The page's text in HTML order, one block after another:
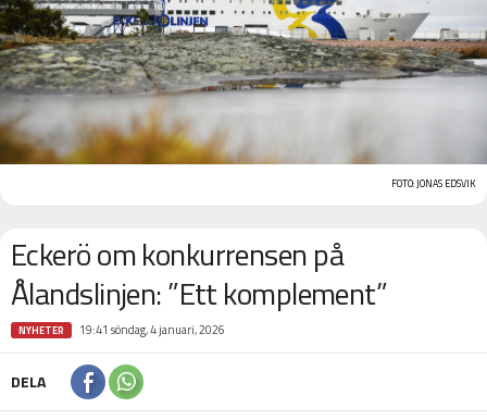
FOTO: JONAS EDSVIK
Eckerö om konkurrensen på
Ålandslinjen: ”Ett komplement”
NYHETER 19:41 söndag, 4 januari, 2026
DELA